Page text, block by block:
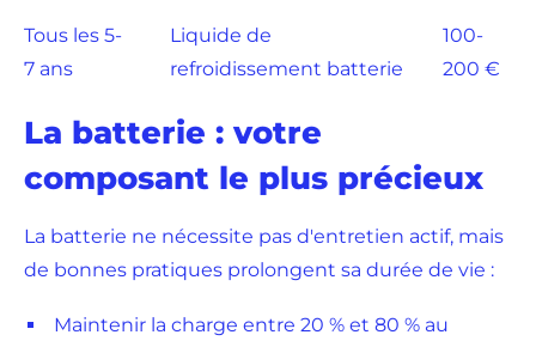
Tous les 5-
7 ans
Liquide de
refroidissement batterie
100-
200 €
La batterie : votre
composant le plus précieux
La batterie ne nécessite pas d'entretien actif, mais
de bonnes pratiques prolongent sa durée de vie :
Maintenir la charge entre 20 % et 80 % au